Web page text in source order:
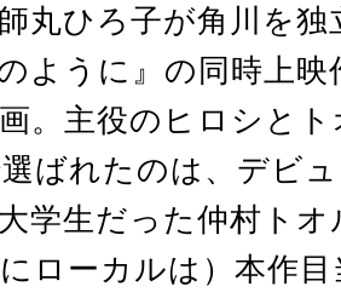
丸ひろ子が角川を
ように』の同時上映
。主役のヒロシと
ばれたのは、デビ
学生だった仲村ト
ローカルは）本作